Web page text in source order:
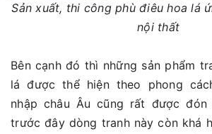
Sản xuất, thi công phù điêu hoa lá
nội thất
Bên cạnh đó thì những sản phẩm
lá được thể hiện theo phong
nhập châu Âu cũng rất được đón
trước đây dòng tranh này còn khá